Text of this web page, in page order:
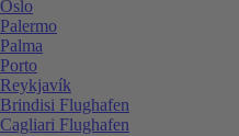
Oslo
Palermo
Palma
Porto
Reykjavík
Brindisi Flughafen
Cagliari Flughafen